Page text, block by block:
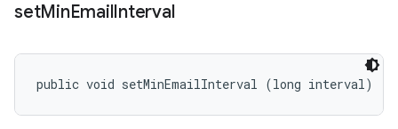
setMinEmailInterval
public void setMinEmailInterval (long interval)